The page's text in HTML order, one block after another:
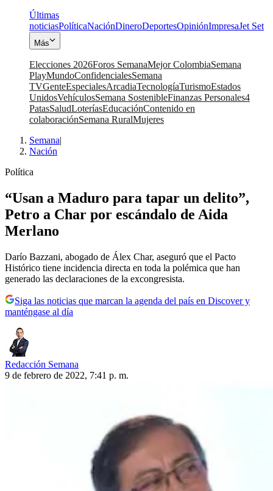
Últimas
noticiasPolíticaNaciónDineroDeportesOpiniónImpresaJet Set
Más
Elecciones 2026Foros SemanaMejor ColombiaSemana
PlayMundoConfidencialesSemana
TVGenteEspecialesArcadiaTecnologíaTurismoEstados
UnidosVehículosSemana SostenibleFinanzas Personales4
PatasSaludLoteríasEducaciónContenido en
colaboraciónSemana RuralMujeres
Semana|
Nación
Política
“Usan a Maduro para tapar un delito”,
Petro a Char por escándalo de Aida
Merlano
Darío Bazzani, abogado de Álex Char, aseguró que el Pacto
Histórico tiene incidencia directa en toda la polémica que han
generado las declaraciones de la excongresista.
Siga las noticias que marcan la agenda del país en Discover y
manténgase al día
Redacción Semana
9 de febrero de 2022, 7:41 p. m.